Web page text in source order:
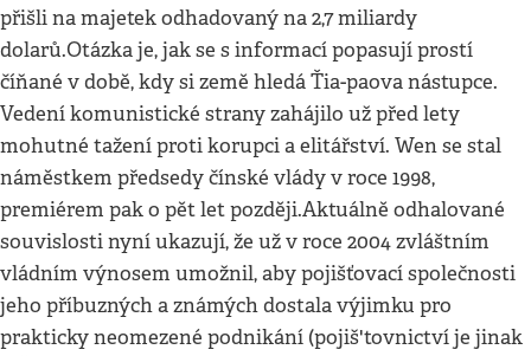
přišli na majetek odhadovaný na 2,7 miliardy
dolarů.Otázka je, jak se s informací popasují prostí
číňané v době, kdy si země hledá Ťia-paova nástupce.
Vedení komunistické strany zahájilo už před lety
mohutné tažení proti korupci a elitářství. Wen se stal
náměstkem předsedy čínské vlády v roce 1998,
premiérem pak o pět let později.Aktuálně odhalované
souvislosti nyní ukazují, že už v roce 2004 zvláštním
vládním výnosem umožnil, aby pojišťovací společnosti
jeho příbuzných a známých dostala výjimku pro
prakticky neomezené podnikání (pojiš'tovnictví je jinak